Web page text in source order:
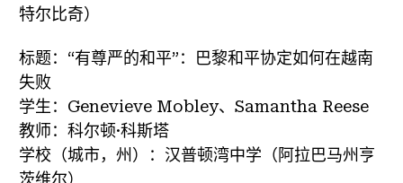
特尔比奇）
标题：“有尊严的和平”：巴黎和平协定如何在越南
失败
学生：Genevieve Mobley、Samantha Reese
教师：科尔顿·科斯塔
学校（城市，州）：汉普顿湾中学（阿拉巴马州亨
茨维尔）